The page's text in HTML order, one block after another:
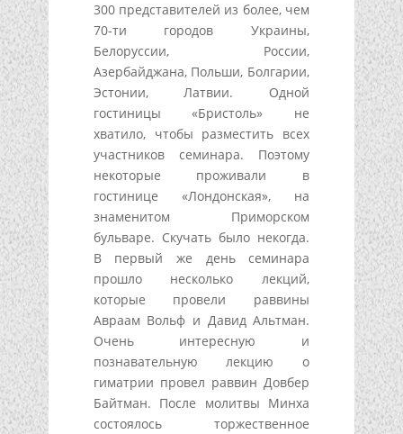
300 представителей из более, чем
70-ти городов Украины,
Белоруссии, России,
Азербайджана, Польши, Болгарии,
Эстонии, Латвии. Одной
гостиницы «Бристоль» не
хватило, чтобы разместить всех
участников семинара. Поэтому
некоторые проживали в
гостинице «Лондонская», на
знаменитом Приморском
бульваре. Скучать было некогда.
В первый же день семинара
прошло несколько лекций,
которые провели раввины
Авраам Вольф и Давид Альтман.
Очень интересную и
познавательную лекцию о
гиматрии провел раввин Довбер
Байтман. После молитвы Минха
состоялось торжественное